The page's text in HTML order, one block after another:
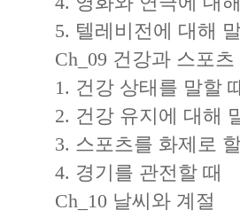
5. 텔레비전에 대해
Ch_09 건강과 스포츠
1. 건강 상태를 말할
2. 건강 유지에 대해
3. 스포츠를 화제로
4. 경기를 관전할 때
Ch_10 날씨와 계절